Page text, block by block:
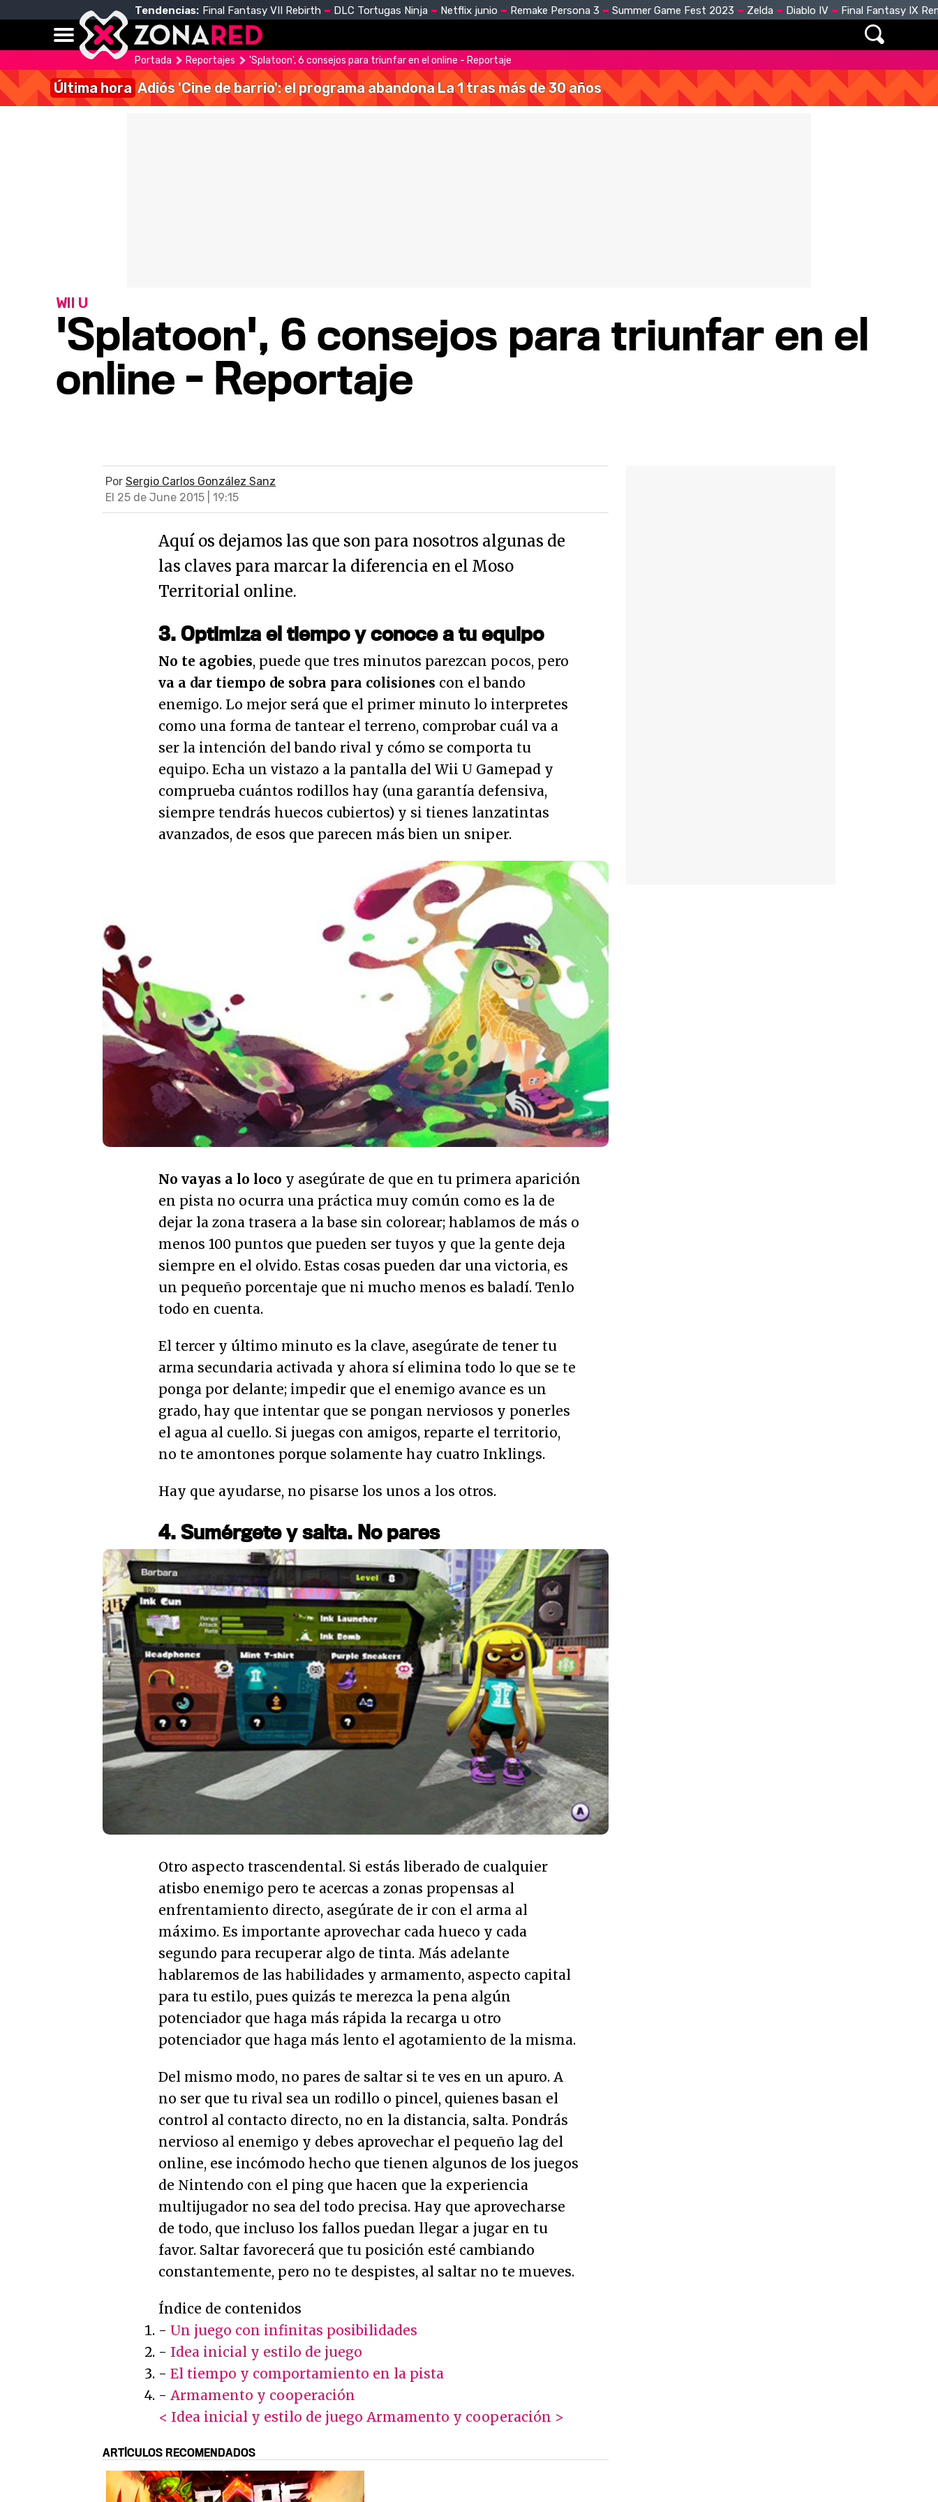
Tendencias: Final Fantasy VII Rebirth DLC Tortugas Ninja Netflix junio Remake Persona 3 Summer Game Fest 2023 Zelda Diablo IV Final Fantasy IX
Portada Reportajes 'Splatoon', 6 consejos para triunfar en el online - Reportaje
Última hora Adiós 'Cine de barrio': el programa abandona La 1 tras más de 30 años
'Splatoon', 6 consejos para triunfar en el
online - Reportaje
WII U
Por Sergio Carlos González Sanz
El 25 de June 2015 | 19:15
Aquí os dejamos las que son para nosotros algunas de
las claves para marcar la diferencia en el Moso
Territorial online.
3. Optimiza el tiempo y conoce a tu equipo
No te agobies, puede que tres minutos parezcan pocos, pero
va a dar tiempo de sobra para colisiones con el bando
enemigo. Lo mejor será que el primer minuto lo interpretes
como una forma de tantear el terreno, comprobar cuál va a
ser la intención del bando rival y cómo se comporta tu
equipo. Echa un vistazo a la pantalla del Wii U Gamepad y
comprueba cuántos rodillos hay (una garantía defensiva,
siempre tendrás huecos cubiertos) y si tienes lanzatintas
avanzados, de esos que parecen más bien un sniper.
No vayas a lo loco y asegúrate de que en tu primera aparición
en pista no ocurra una práctica muy común como es la de
dejar la zona trasera a la base sin colorear; hablamos de más o
menos 100 puntos que pueden ser tuyos y que la gente deja
siempre en el olvido. Estas cosas pueden dar una victoria, es
un pequeño porcentaje que ni mucho menos es baladí. Tenlo
todo en cuenta.
El tercer y último minuto es la clave, asegúrate de tener tu
arma secundaria activada y ahora sí elimina todo lo que se te
ponga por delante; impedir que el enemigo avance es un
grado, hay que intentar que se pongan nerviosos y ponerles
el agua al cuello. Si juegas con amigos, reparte el territorio,
no te amontones porque solamente hay cuatro Inklings.
Hay que ayudarse, no pisarse los unos a los otros.
4. Sumérgete y salta. No pares
Otro aspecto trascendental. Si estás liberado de cualquier
atisbo enemigo pero te acercas a zonas propensas al
enfrentamiento directo, asegúrate de ir con el arma al
máximo. Es importante aprovechar cada hueco y cada
segundo para recuperar algo de tinta. Más adelante
hablaremos de las habilidades y armamento, aspecto capital
para tu estilo, pues quizás te merezca la pena algún
potenciador que haga más rápida la recarga u otro
potenciador que haga más lento el agotamiento de la misma.
Del mismo modo, no pares de saltar si te ves en un apuro. A
no ser que tu rival sea un rodillo o pincel, quienes basan el
control al contacto directo, no en la distancia, salta. Pondrás
nervioso al enemigo y debes aprovechar el pequeño lag del
online, ese incómodo hecho que tienen algunos de los juegos
de Nintendo con el ping que hacen que la experiencia
multijugador no sea del todo precisa. Hay que aprovecharse
de todo, que incluso los fallos puedan llegar a jugar en tu
favor. Saltar favorecerá que tu posición esté cambiando
constantemente, pero no te despistes, al saltar no te mueves.
Índice de contenidos
- Un juego con infinitas posibilidades
- Idea inicial y estilo de juego
- El tiempo y comportamiento en la pista
- Armamento y cooperación
< Idea inicial y estilo de juego Armamento y cooperación >
ARTÍCULOS RECOMENDADOS